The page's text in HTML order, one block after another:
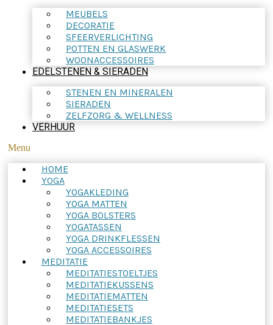
MEUBELS
DECORATIE
SFEERVERLICHTING
POTTEN EN GLASWERK
WOONACCESSOIRES
EDELSTENEN & SIERADEN
STENEN EN MINERALEN
SIERADEN
ZELFZORG & WELLNESS
VERHUUR
Menu
HOME
YOGA
YOGAKLEDING
YOGA MATTEN
YOGA BOLSTERS
YOGATASSEN
YOGA DRINKFLESSEN
YOGA ACCESSOIRES
MEDITATIE
MEDITATIESTOELTJES
MEDITATIEKUSSENS
MEDITATIEMATTEN
MEDITATIESETS
MEDITATIEBANKJES